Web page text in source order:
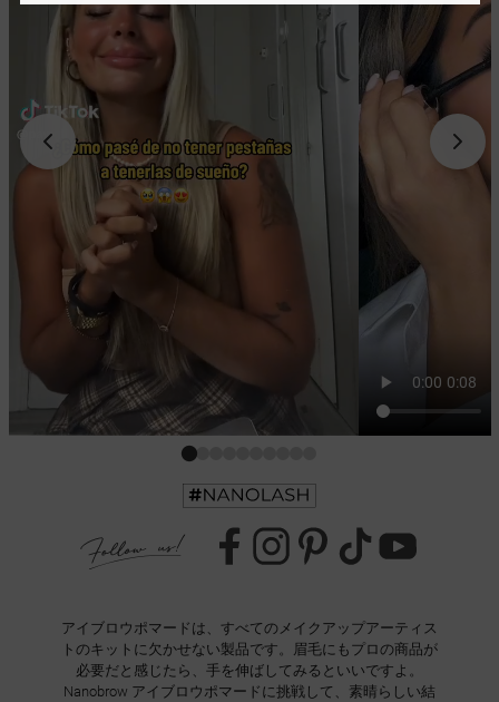
アイブロウポマードは、すべてのメイクアップアーティス
トのキットに欠かせない製品です。眉毛にもプロの商品が
必要だと感じたら、手を伸ばしてみるといいですよ。
Nanobrow アイブロウポマードに挑戦して、素晴らしい結